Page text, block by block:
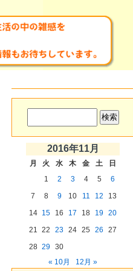
2016年11月
月 火 水 木 金 土
日
1
2 3 4 5
6
7
8 9 10 11 12
13
14
15 16 17 18 19 20
21 22 23 24 25 26
27
28 29 30
« 10月
12月 »